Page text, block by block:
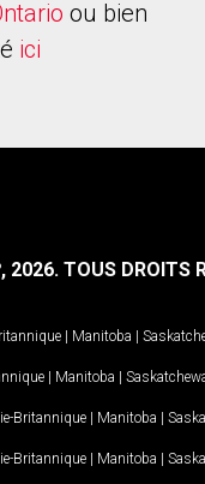
ou bien
ici
, 2026. TOUS DROITS
| Manitoba |
| Manitoba |
Britannique | Manitoba |
Britannique | Manitoba |